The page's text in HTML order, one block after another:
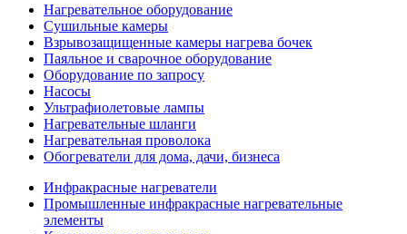
Нагревательное оборудование
Сушильные камеры
Взрывозащищенные камеры нагрева бочек
Паяльное и сварочное оборудование
Оборудование по запросу
Насосы
Ультрафиолетовые лампы
Нагревательные шланги
Нагревательная проволока
Обогреватели для дома, дачи, бизнеса
Инфракрасные нагреватели
Промышленные инфракрасные нагревательные
элементы